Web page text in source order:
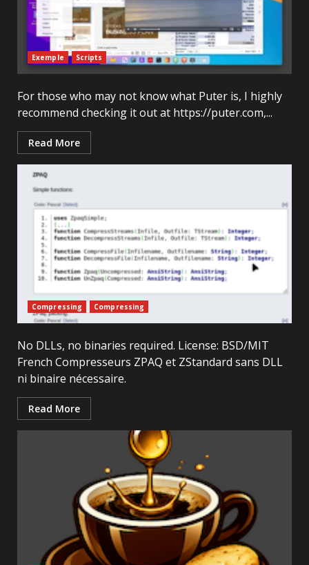
Exemple Scripts
For those who may not know what Puter is, I highly
recommend checking it out at https://puter.com,...
Read More
Compressing Compressing
No DLLs, no binaries required. License: BSD/MIT
French Compresseurs ZPAQ et ZStandard sans DLL
ni binaire nécessaire.
Read More